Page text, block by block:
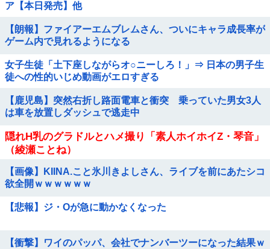
ア【本日発売】他
【朗報】ファイアーエムブレムさん、ついにキャラ成長率が
ゲーム内で見れるようになる
女子生徒「土下座しながらオ○ニーしろ！」⇒ 日本の男子生
徒への性的いじめ動画がエロすぎる
【鹿児島】突然右折し路面電車と衝突 乗っていた男女3人
は車を放置しダッシュで逃走中
隠れH乳のグラドルとハメ撮り「素人ホイホイZ・琴音」
（綾瀬ことね）
【画像】KIINA.こと氷川きよしさん、ライブを前にあたシコ
欲全開ｗｗｗｗｗｗ
【悲報】ジ・Oが急に動かなくなった
【衝撃】ワイのパッパ、会社でナンバーツーになった結果ｗ